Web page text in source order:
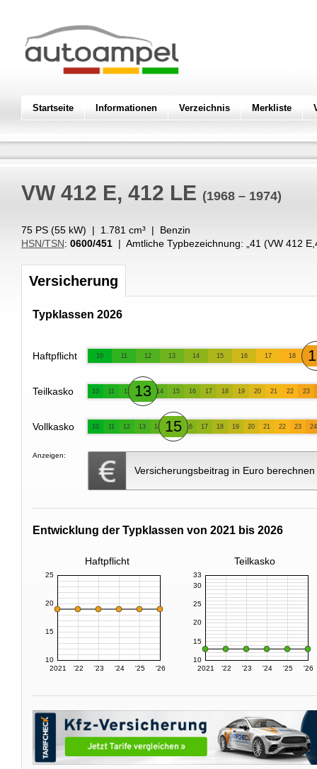
Startseite Informationen Verzeichnis Merkliste
VW 412 E, 412 LE (1968 – 1974)
75 PS (55 kW) | 1.781 cm³ | Benzin
HSN/TSN: 0600/451 | Amtliche Typbezeichnung: „ 41 (VW 412
Versicherung
Typklassen 2026
Haftpflicht 10 11 12 13 14 15 16 17 18
Teilkasko 10 11 12 13 14 15 16 17 18 19 20 21 22 23
Vollkasko 10 11 12 13 14 15 16 17 18 19 20 21 22 23 24
Anzeigen:
Versicherungsbeitrag in Euro berechnen
Entwicklung der Typklassen von 2021 bis 2026
Haftpflicht Teilkasko
2021 '22 '23 '24 '25 '26
10
15
20
25
2021 '22 '23 '24 '25 '26
10
15
20
25
30
33